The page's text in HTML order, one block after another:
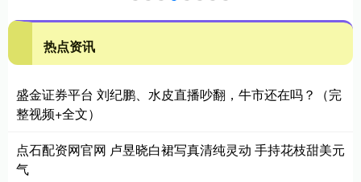
热点资讯
盛金证券平台 刘纪鹏、水皮直播吵翻，牛市还在吗？（完
整视频+全文）
点石配资网官网 卢昱晓白裙写真清纯灵动 手持花枝甜美元
气